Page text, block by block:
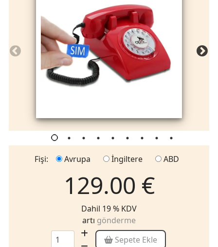
Fişi: Avrupa İngiltere ABD
129.00 €
Dahil 19 % KDV
artı gönderme
Sepete Ekle